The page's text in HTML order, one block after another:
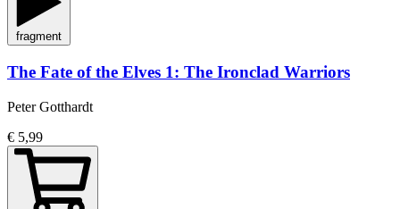
fragment
The Fate of the Elves 1: The Ironclad Warriors
Peter Gotthardt
€ 5,99